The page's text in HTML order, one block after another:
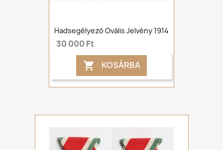
Hadsegélyező Ovális Jelvény 1914
30 000 Ft
 KOSÁRBA